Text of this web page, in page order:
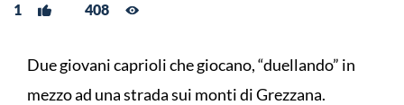
1 408
Due giovani caprioli che giocano, “duellando” in
mezzo ad una strada sui monti di Grezzana.